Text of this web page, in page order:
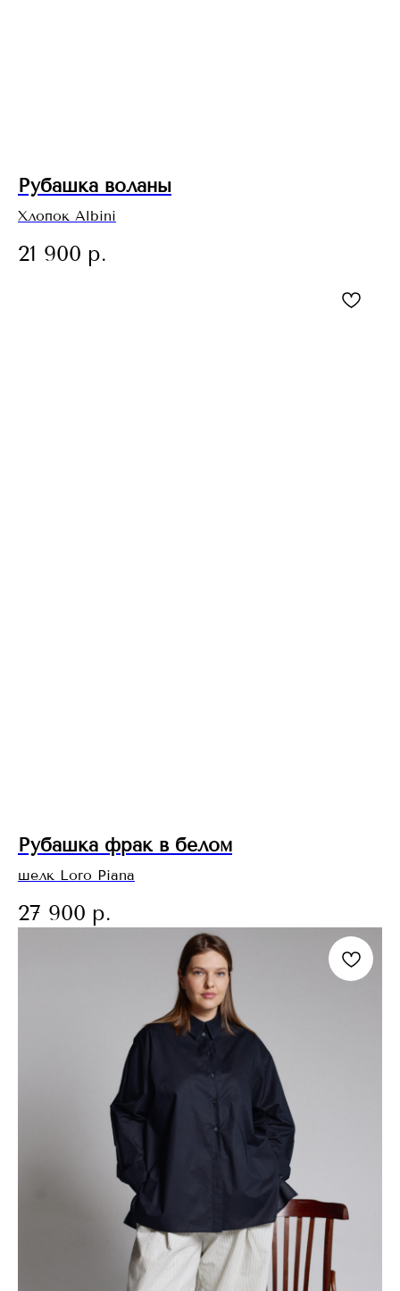
Рубашка воланы
Хлопок Albini
21 900 р.
Рубашка фрак в белом
шелк Loro Piana
27 900 р.